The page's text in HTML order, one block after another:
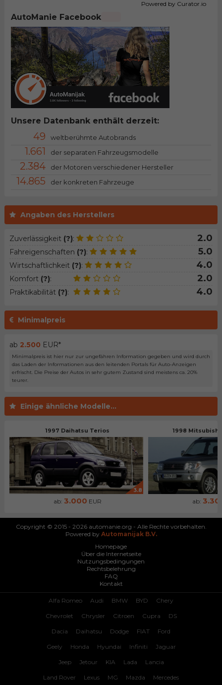
Angaben des Herstellers
Zuverlässigkeit (?): 2.0
Fahreigenschaften (?): 5.0
Wirtschaftlichkeit (?): 4.0
Komfort (?): 2.0
Praktikabilität (?): 4.0
Minimalpreis
ab 2.500 EUR*
Minimalpreis ist hier nur zur ungefähren Information gegeben und wird durch
das Laden der Informationen aus den leitenden Portals für Auto-Anzeigen
erfrischt. Die Preise der Autos in sehr gutem Zustand sind meistens ca. 20%
teurer.
Einige ähnliche Modelle...
1997 Daihatsu Terios
3.8
ab: 3.000 EUR
1998 Mitsubishi
ab:
Powered by Curator.io
AutoManie Facebook
Unsere Datenbank enthält derzeit:
49 weltberühmte Autobrands
1.661 der separaten Fahrzeugsmodelle
2.384 der Motoren verschiedener Hersteller
14.865 der konkreten Fahrzeuge
Copyright © 2015 - 2026 automanie.org - Alle Rechte vorbehalten.
Powered by Automanijak B.V.
Homepage
Über die Internetseite
Nutzungsbedingungen
Rechtsbelehrung
FAQ
Kontakt
Alfa Romeo Audi BMW BYD Chery
Chevrolet Chrysler Citroen Cupra DS
Dacia Daihatsu Dodge FIAT Ford
Geely Honda Hyundai Infiniti Jaguar
Jeep Jetour KIA Lada Lancia
Land Rover Lexus MG Mazda Mercedes